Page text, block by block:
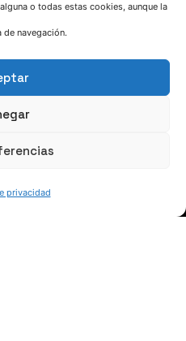
o todas estas cookies, aunque la
de navegación.
privacidad